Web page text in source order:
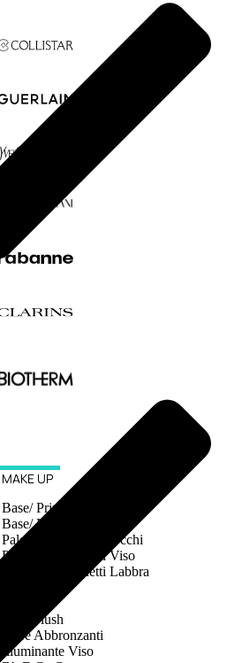
MAKE UP
Base/ Primer Occhi
Base/ Primer Viso
Palette E Cofanetti Occhi
Palette E Cofanetti Viso
Palette E Cofanetti Labbra
Fard/Blush
Terre Abbronzanti
Illuminante Viso